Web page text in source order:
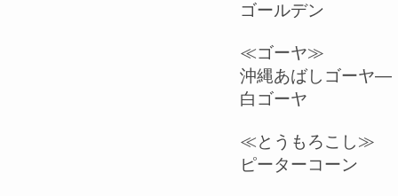
ゴールデン
≪ゴーヤ≫
沖縄あばしゴーヤ―
白ゴーヤ
≪とうもろこし≫
ピーターコーン